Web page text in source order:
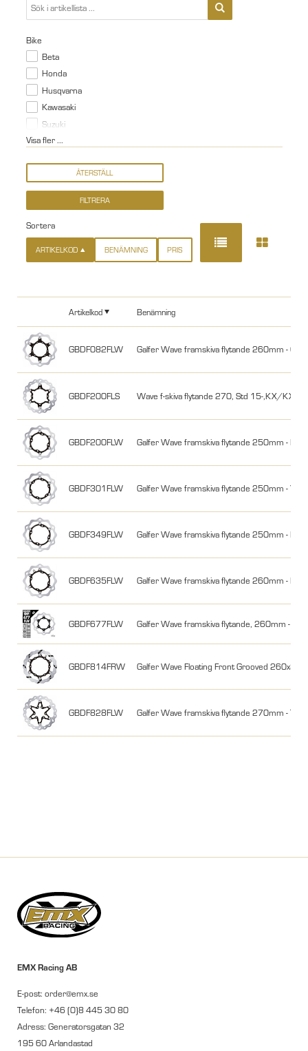
Bike
Beta
Honda
Husqvarna
Kawasaki
Suzuki
Visa fler ...
Sortera
ARTIKELKOD BENÄMNING PRIS
Artikelkod Benämning
GBDF082FLW Galfer Wave framskiva flytande 260mm -
GBDF200FLS Wave f-skiva flytande 270, Std 15-,KX/
GBDF200FLW Galfer Wave framskiva flytande 250mm -
GBDF301FLW Galfer Wave framskiva flytande 250mm -
GBDF349FLW Galfer Wave framskiva flytande 250mm -
GBDF635FLW Galfer Wave framskiva flytande 260mm -
GBDF677FLW Galfer Wave framskiva flytande, 260mm -
GBDF814FRW Galfer Wave Floating Front Grooved
GBDF828FLW Galfer Wave framskiva flytande 270mm - TM
EMX Racing AB
E-post: order@emx.se
Telefon: +46 (0)8 445 30 80
Adress: Generatorsgatan 32
195 60 Arlandastad